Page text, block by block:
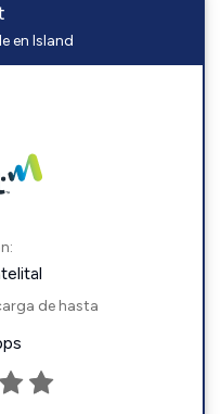
en Island
de hasta